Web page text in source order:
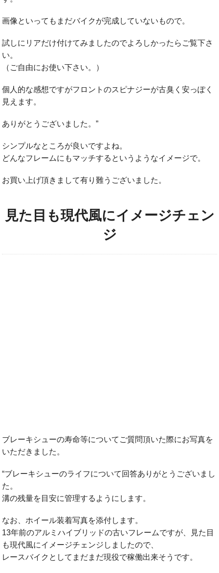
画像といってもまだバイクが完成していないもので。
試しにリアだけ付けてみましたのでよろしかったらご覧下さ
い。
（ご自由にお使い下さい。）
個人的な感想ですがフロントのスピナジーが古臭く安っぽく
見えます。
ありがとうございました。”
シンプルなところが良いですよね。
どんなフレームにもマッチするというようなイメージで。
お買い上げ頂きまして有り難うございました。
見た目も現代風にイメージチェン
ジ
ブレーキシューの寿命等についてご質問頂いた際にお写真を
いただきました。
“ブレーキシューのライフについて回答ありがとうございまし
た。
溝の残量を目安に管理するようにします。
なお、ホイール装着写真を添付します。
13年前のアルミハイブリッドの古いフレームですが、見た目
も現代風にイメージチェンジしましたので、
レースバイクとしてまだまだ現役で稼働出来そうです。